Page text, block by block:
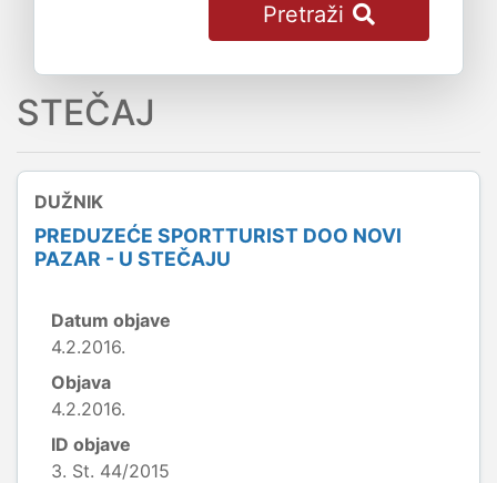
Pretraži
STEČAJ
DUŽNIK
PREDUZEĆE SPORTTURIST DOO NOVI
PAZAR - U STEČAJU
Datum objave
4.2.2016.
Objava
4.2.2016.
ID objave
3. St. 44/2015